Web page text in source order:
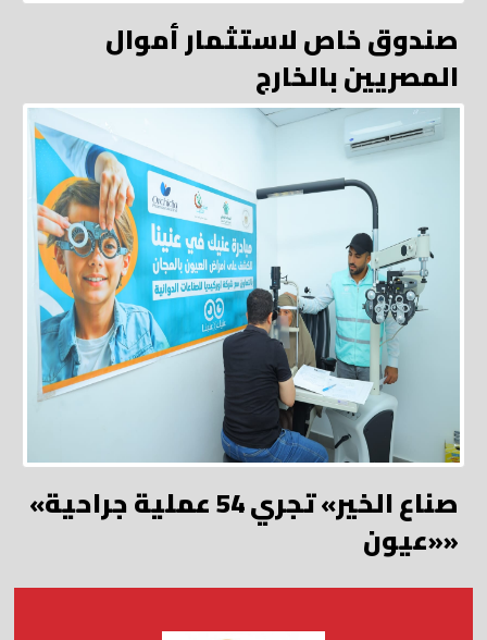
صندوق خاص لاستثمار أموال
المصريين بالخارج
«صناع الخير» تجري 54 عملية جراحية
«عيون»